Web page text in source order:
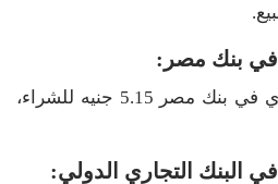
في بنك مصر:
سجل سعر الريال السعودي في بنك مصر 5.15 جنيه للشراء،
البنك التجاري الدولي: